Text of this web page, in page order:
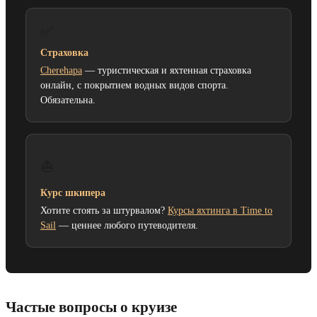
Страховка
Cherehapa — туристическая и яхтенная страховка
онлайн, с покрытием водных видов спорта.
Обязательна.
Курс шкипера
Хотите стоять за штурвалом? Курсы яхтинга в Time to
Sail — ценнее любого путеводителя.
Частые вопросы о круизе